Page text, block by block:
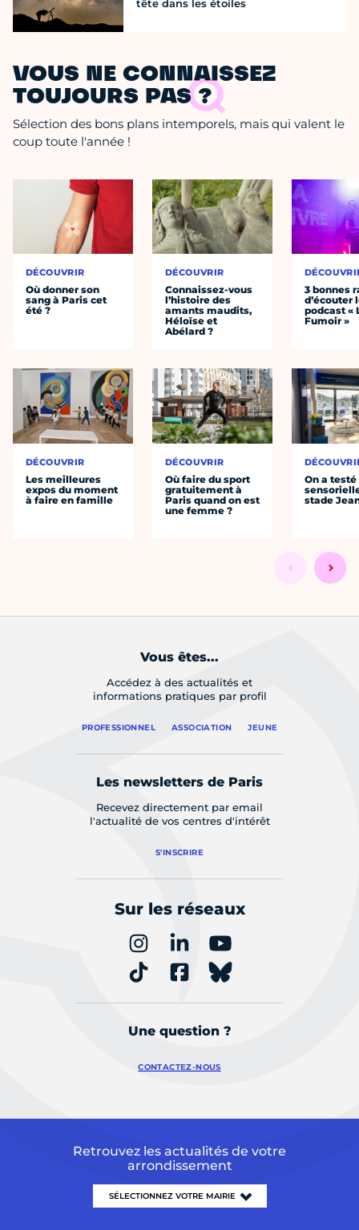
tête dans les étoiles
VOUS NE CONNAISSEZ
TOUJOURS PAS ?
Sélection des bons plans intemporels, mais qui valent le
coup toute l'année !
DÉCOUVRIR
Où donner son
sang à Paris cet
été ?
DÉCOUVRIR
Les meilleures
expos du moment
à faire en famille
DÉCOUVRIR
Connaissez-vous
l’histoire des
amants maudits,
Héloïse et
Abélard ?
DÉCOUVRIR
Où faire du sport
gratuitement à
Paris quand on est
une femme ?
3 bonnes
d’écouter
podcast «
Fumoir »
On a
stade
Vous êtes...
Accédez à des actualités et
informations pratiques par profil
PROFESSIONNEL ASSOCIATION JEUNE
Les newsletters de Paris
Recevez directement par email
l'actualité de vos centres d'intérêt
S'INSCRIRE
Sur les réseaux
Une question ?
CONTACTEZ-NOUS
Retrouvez les actualités de votre
arrondissement